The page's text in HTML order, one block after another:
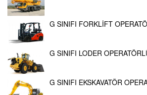
G SINIFI FORKLİFT
G SINIFI LODER
G SINIFI EKSKAVATÖR